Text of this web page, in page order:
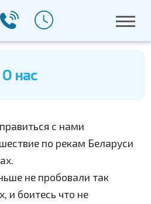
О нас
с нами
по рекам Беларуси
не пробовали так
и боитесь что не